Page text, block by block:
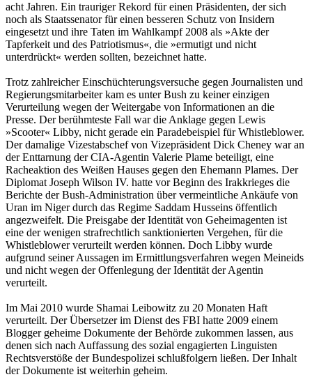
acht Jahren. Ein trauriger Rekord für einen Präsidenten, der sich
noch als Staatssenator für einen besseren Schutz von Insidern
eingesetzt und ihre Taten im Wahlkampf 2008 als »Akte der
Tapferkeit und des Patriotismus«, die »ermutigt und nicht
unterdrückt« werden sollten, bezeichnet hatte.
Trotz zahlreicher Einschüchterungsversuche gegen Journalisten und
Regierungsmitarbeiter kam es unter Bush zu keiner einzigen
Verurteilung wegen der Weitergabe von Informationen an die
Presse. Der berühmteste Fall war die Anklage gegen Lewis
»Scooter« Libby, nicht gerade ein Paradebeispiel für Whistleblower.
Der damalige Vizestabschef von Vizepräsident Dick Cheney war an
der Enttarnung der CIA-Agentin Valerie Plame beteiligt, eine
Racheaktion des Weißen Hauses gegen den Ehemann Plames. Der
Diplomat Joseph Wilson IV. hatte vor Beginn des Irakkrieges die
Berichte der Bush-Administration über vermeintliche Ankäufe von
Uran im Niger durch das Regime Saddam Husseins öffentlich
angezweifelt. Die Preisgabe der Identität von Geheimagenten ist
eine der wenigen strafrechtlich sanktionierten Vergehen, für die
Whistleblower verurteilt werden können. Doch Libby wurde
aufgrund seiner Aussagen im Ermittlungsverfahren wegen Meineids
und nicht wegen der Offenlegung der Identität der Agentin
verurteilt.
Im Mai 2010 wurde Shamai Leibowitz zu 20 Monaten Haft
verurteilt. Der Übersetzer im Dienst des FBI hatte 2009 einem
Blogger geheime Dokumente der Behörde zukommen lassen, aus
denen sich nach Auffassung des sozial engagierten Linguisten
Rechtsverstöße der Bundespolizei schlußfolgern ließen. Der Inhalt
der Dokumente ist weiterhin geheim.